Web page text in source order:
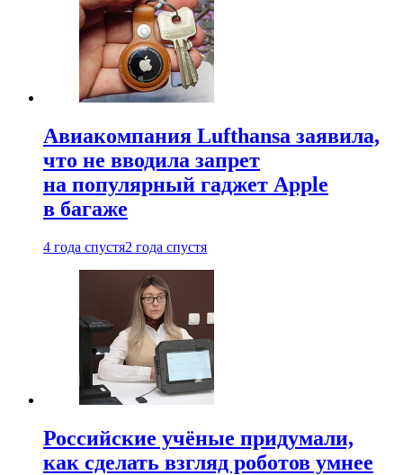
Авиакомпания Lufthansa заявила,
что не вводила запрет
на популярный гаджет Apple
в багаже
4 года спустя2 года спустя
Российские учёные придумали,
как сделать взгляд роботов умнее